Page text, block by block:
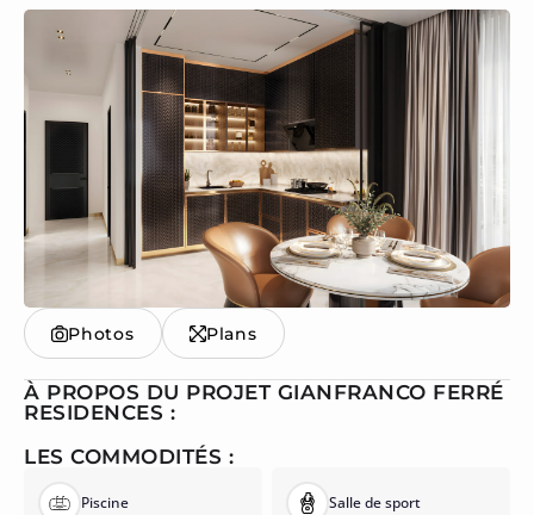
Photos Plans
À PROPOS DU PROJET GIANFRANCO FERRÉ
RESIDENCES :
LES COMMODITÉS :
Piscine Salle de sport